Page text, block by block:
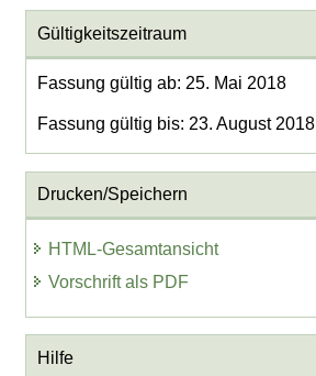
Gültigkeitszeitraum
Fassung gültig ab: 25. Mai 2018
Fassung gültig bis: 23. August 2018
Drucken/Speichern
HTML-Gesamtansicht
Vorschrift als PDF
Hilfe